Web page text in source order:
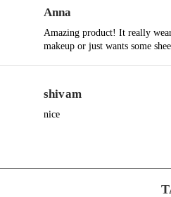
Anna
Amazing product! It really
makeup or just wants some
shivam
nice